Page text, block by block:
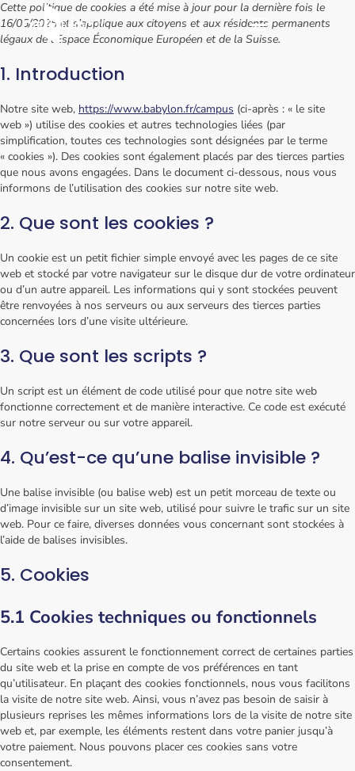
Cette politique de cookies a été mise à jour pour la dernière fois le
16/05/2025 et s’applique aux citoyens et aux résidents permanents
légaux de l’Espace Économique Européen et de la Suisse.
1. Introduction
Notre site web, https://www.babylon.fr/campus (ci-après : « le site
web ») utilise des cookies et autres technologies liées (par
simplification, toutes ces technologies sont désignées par le terme
« cookies »). Des cookies sont également placés par des tierces parties
que nous avons engagées. Dans le document ci-dessous, nous vous
informons de l’utilisation des cookies sur notre site web.
2. Que sont les cookies ?
Un cookie est un petit fichier simple envoyé avec les pages de ce site
web et stocké par votre navigateur sur le disque dur de votre ordinateur
ou d’un autre appareil. Les informations qui y sont stockées peuvent
être renvoyées à nos serveurs ou aux serveurs des tierces parties
concernées lors d’une visite ultérieure.
3. Que sont les scripts ?
Un script est un élément de code utilisé pour que notre site web
fonctionne correctement et de manière interactive. Ce code est exécuté
sur notre serveur ou sur votre appareil.
4. Qu’est-ce qu’une balise invisible ?
Une balise invisible (ou balise web) est un petit morceau de texte ou
d’image invisible sur un site web, utilisé pour suivre le trafic sur un site
web. Pour ce faire, diverses données vous concernant sont stockées à
l’aide de balises invisibles.
5. Cookies
5.1 Cookies techniques ou fonctionnels
Certains cookies assurent le fonctionnement correct de certaines parties
du site web et la prise en compte de vos préférences en tant
qu’utilisateur. En plaçant des cookies fonctionnels, nous vous facilitons
la visite de notre site web. Ainsi, vous n’avez pas besoin de saisir à
plusieurs reprises les mêmes informations lors de la visite de notre site
web et, par exemple, les éléments restent dans votre panier jusqu’à
votre paiement. Nous pouvons placer ces cookies sans votre
consentement.